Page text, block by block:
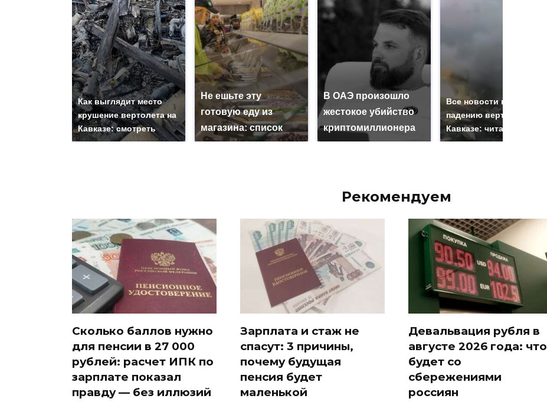
Как выглядит место
крушение вертолета на
Кавказе: смотреть
Не ешьте эту
готовую еду из
магазина: список
В ОАЭ произошло
жестокое убийство
криптомиллионера
Все новости по
падению вертолета на
Кавказе: читать здесь
Рекомендуем
Сколько баллов нужно
для пенсии в 27 000
рублей: расчет ИПК по
зарплате показал
правду — без иллюзий
Зарплата и стаж не
спасут: 3 причины,
почему будущая
пенсия будет
маленькой
Девальвация рубля в
августе 2026 года: что
будет со
сбережениями
россиян